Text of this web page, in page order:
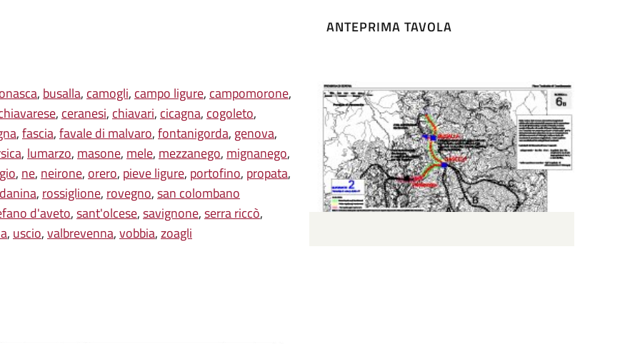
, busalla, camogli, campo ligure, campomorone,
, ceranesi, chiavari, cicagna, cogoleto,
,fascia,favale di malvaro,fontanigorda, genova,
, lumarzo, masone, mele, mezzanego, mignanego,
, ne, neirone, orero, pieve ligure, portofino, propata,
, rossiglione, rovegno,san colombano
d'aveto,sant'olcese,savignone,serra riccò,
, uscio,valbrevenna,vobbia,zoagli
ANTEPRIMA TAVOLA